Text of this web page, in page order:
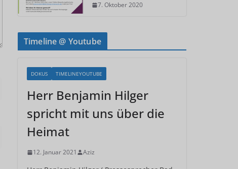
7. Oktober 2020
Timeline @ Youtube
DOKUS TIMELINEYOUTUBE
Herr Benjamin Hilger
spricht mit uns über die
Heimat
12. Januar 2021 Aziz